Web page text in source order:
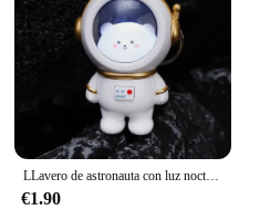
LLavero de astronauta con luz nocturna estrellada para amantes, llavero de oso iluminado, paquete colgante, regalos pequeños, bolsa colgante, venta al por mayor
€1.90